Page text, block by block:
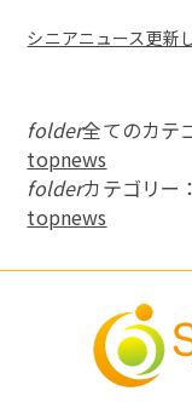
シニアニュース更新
folder全てのカテ
topnews
folderカテゴリー：
topnews